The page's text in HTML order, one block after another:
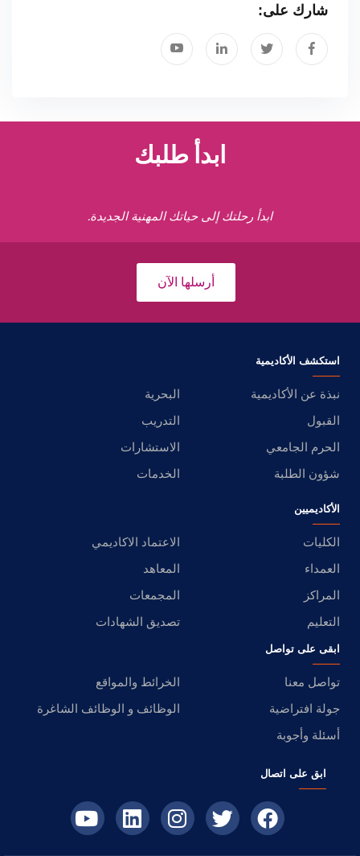
شارك على:
ابدأ طلبك
ابدأ رحلتك إلى حياتك المهنية الجديدة.
أرسلها الآن
استكشف الأكاديمية
نبذة عن الأكاديمية
البحرية
القبول
التدريب
الحرم الجامعي
الاستشارات
شؤون الطلبة
الخدمات
الأكاديميين
الكليات
الاعتماد الاكاديمي
العمداء
المعاهد
المراكز
المجمعات
التعليم
تصديق الشهادات
ابقى على تواصل
تواصل معنا
الخرائط والمواقع
جولة افتراضية
الوظائف و الوظائف الشاغرة
أسئلة وأجوبة
ابق على اتصال